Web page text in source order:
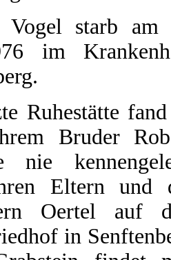
Vogel starb am
im
Ruhestätte
Bruder
nie
Eltern und
Oertel auf
in